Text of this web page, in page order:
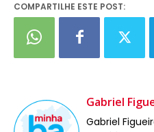
COMPARTILHE ESTE POST:
Gabriel
Gabriel